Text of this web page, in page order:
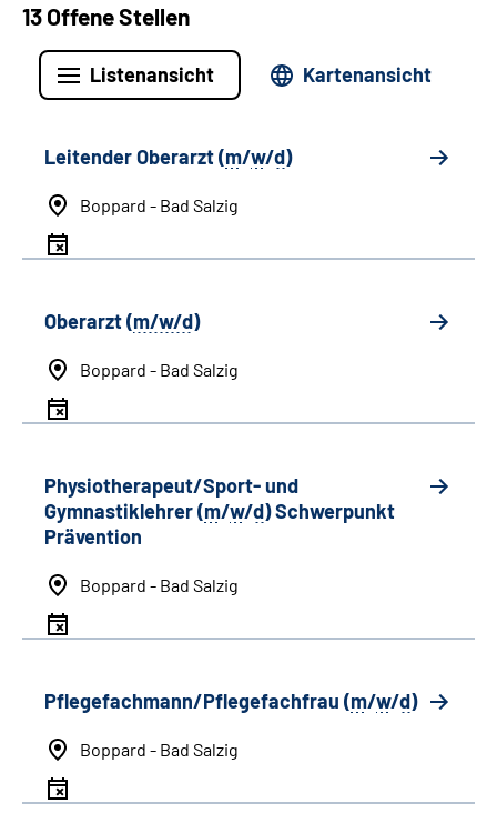
13 Offene Stellen
Listenansicht Kartenansicht
Leitender Oberarzt (m/w/d)
Boppard - Bad Salzig
Oberarzt (m/w/d)
Boppard - Bad Salzig
Physiotherapeut/Sport- und
Gymnastiklehrer (m/w/d) Schwerpunkt
Prävention
Boppard - Bad Salzig
Pflegefachmann/Pflegefachfrau (m/w/d)
Boppard - Bad Salzig